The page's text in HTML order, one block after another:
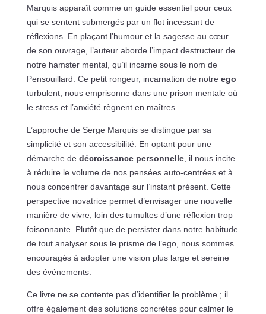
Marquis apparaît comme un guide essentiel pour ceux
qui se sentent submergés par un flot incessant de
réflexions. En plaçant l’humour et la sagesse au cœur
de son ouvrage, l’auteur aborde l’impact destructeur de
notre hamster mental, qu’il incarne sous le nom de
Pensouillard. Ce petit rongeur, incarnation de notre ego
turbulent, nous emprisonne dans une prison mentale où
le stress et l’anxiété règnent en maîtres.
L’approche de Serge Marquis se distingue par sa
simplicité et son accessibilité. En optant pour une
démarche de décroissance personnelle, il nous incite
à réduire le volume de nos pensées auto-centrées et à
nous concentrer davantage sur l’instant présent. Cette
perspective novatrice permet d’envisager une nouvelle
manière de vivre, loin des tumultes d’une réflexion trop
foisonnante. Plutôt que de persister dans notre habitude
de tout analyser sous le prisme de l’ego, nous sommes
encouragés à adopter une vision plus large et sereine
des événements.
Ce livre ne se contente pas d’identifier le problème ; il
offre également des solutions concrètes pour calmer le